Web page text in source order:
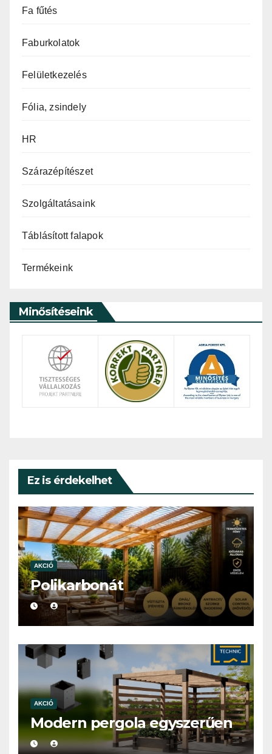
Fa fűtés
Faburkolatok
Felületkezelés
Fólia, zsindely
HR
Szárazépítészet
Szolgáltatásaink
Táblásított falapok
Termékeink
Minősítéseink
Ez is érdekelhet
AKCIÓ
Polikarbonát
AKCIÓ
Modern pergola egyszerűen